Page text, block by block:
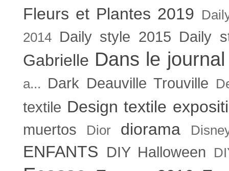
Fleurs et Plantes 2019
2014
Daily style 2015 Daily
Gabrielle Dans le journal
a... Dark Deauville Trouville
textile Design textile
muertos Dior diorama
ENFANTS DIY Halloween